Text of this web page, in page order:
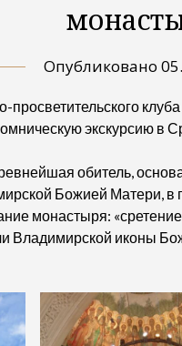
Опубликовано
просветительского
экскурсию в
обитель,
Божией Матери,
монастыря:
Владимирской иконы